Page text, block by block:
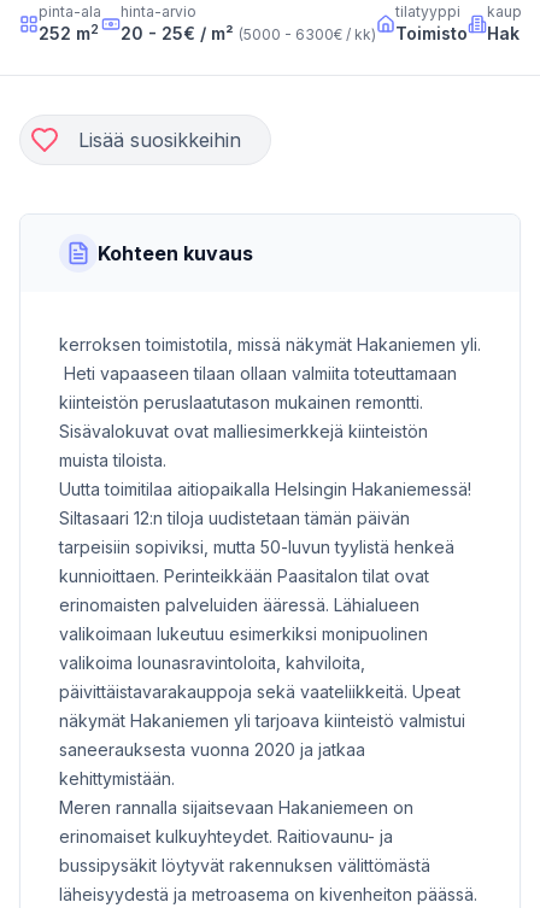
pinta-ala
252 m2
hinta-arvio
20 - 25€ / m² (5000 - 6300€ / kk)
tilatyyppi
Toimisto
Lisää suosikkeihin
Kohteen kuvaus
kerroksen toimistotila, missä näkymät Hakaniemen yli.
Heti vapaaseen tilaan ollaan valmiita toteuttamaan
kiinteistön peruslaatutason mukainen remontti.
Sisävalokuvat ovat malliesimerkkejä kiinteistön
muista tiloista.
Uutta toimitilaa aitiopaikalla Helsingin Hakaniemessä!
Siltasaari 12:n tiloja uudistetaan tämän päivän
tarpeisiin sopiviksi, mutta 50-luvun tyylistä henkeä
kunnioittaen. Perinteikkään Paasitalon tilat ovat
erinomaisten palveluiden ääressä. Lähialueen
valikoimaan lukeutuu esimerkiksi monipuolinen
valikoima lounasravintoloita, kahviloita,
päivittäistavarakauppoja sekä vaateliikkeitä. Upeat
näkymät Hakaniemen yli tarjoava kiinteistö valmistui
saneerauksesta vuonna 2020 ja jatkaa
kehittymistään.
Meren rannalla sijaitsevaan Hakaniemeen on
erinomaiset kulkuyhteydet. Raitiovaunu- ja
bussipysäkit löytyvät rakennuksen välittömästä
läheisyydestä ja metroasema on kivenheiton päässä.